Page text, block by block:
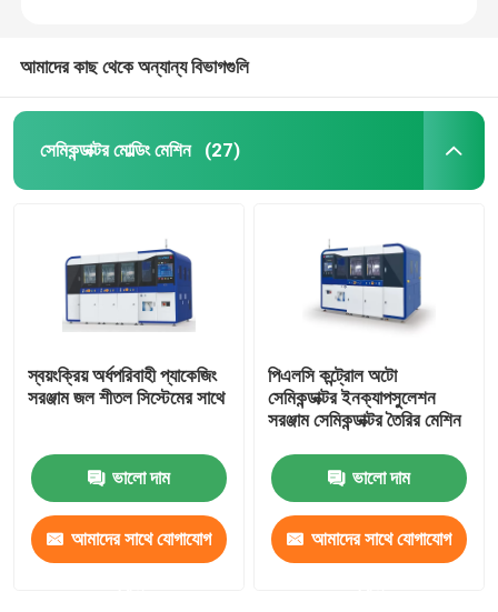
আমাদের কাছ থেকে অন্যান্য বিভাগগুলি
সেমিকন্ডাক্টর মোল্ডিং মেশিন (27)
স্বয়ংক্রিয় অর্ধপরিবাহী প্যাকেজিং
সরঞ্জাম জল শীতল সিস্টেমের সাথে
ভালো দাম
আমাদের সাথে যোগাযোগ
পিএলসি কন্ট্রোল অটো
সেমিকন্ডাক্টর ইনক্যাপসুলেশন
সরঞ্জাম সেমিকন্ডাক্টর তৈরির মেশিন
ভালো দাম
আমাদের সাথে যোগাযোগ